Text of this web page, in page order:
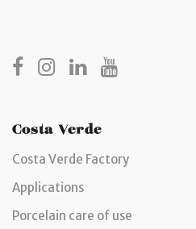
Costa Verde
Costa Verde Factory
Applications
Porcelain care of use